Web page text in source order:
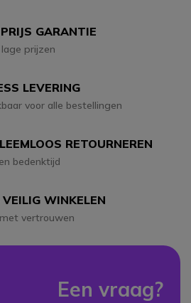
GARANTIE
lage prijzen
LEVERING
voor alle bestellingen
RETOURNEREN
bedenktijd
WINKELEN
vertrouwen
Een vraag?